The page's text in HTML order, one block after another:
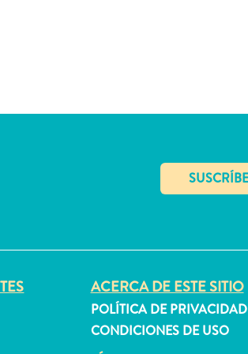
ACERCA DE ESTE SITIO
POLÍTICA DE PRIVACIDAD
CONDICIONES DE USO